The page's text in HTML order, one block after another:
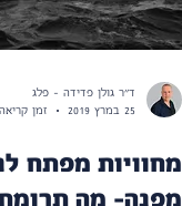
ד"ר גולן פדידה - פלג
25 במרץ 2019
זמן קריאה 3 דקות
מחוויות מפתח
מפנה- מה